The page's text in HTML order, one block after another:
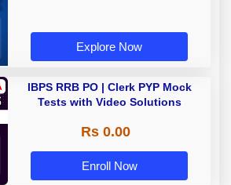
Explore Now
IBPS RRB PO | Clerk PYP Mock
Tests with Video Solutions
Rs 0.00
Enroll Now